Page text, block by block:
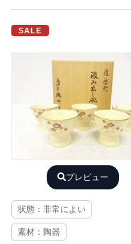
SALE
プレビュー
状態：非常によい
素材：陶器